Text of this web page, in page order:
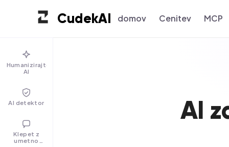
CudekAI domov Cenitev MCP
Humanizirajte
AI
AI detektor
Klepet z
umetno
AI